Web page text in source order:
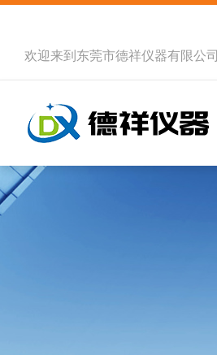
欢迎来到 东莞市德祥仪器有限公司